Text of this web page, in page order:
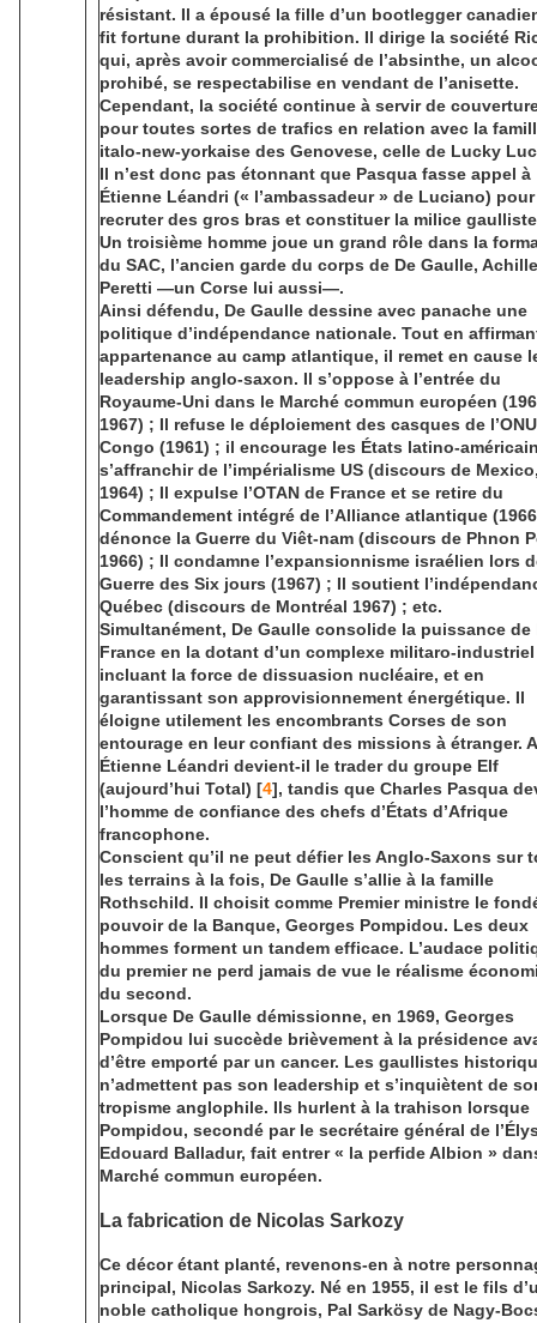
résistant. Il a épousé la fille d’un bootlegger
fit fortune durant la prohibition. Il dirige la société
qui, après avoir commercialisé de l’absinthe, un
prohibé, se respectabilise en vendant de l’anisette.
Cependant, la société continue à servir de
pour toutes sortes de trafics en relation avec la
italo-new-yorkaise des Genovese, celle de Lucky
Il n’est donc pas étonnant que Pasqua fasse appel à
Étienne Léandri (« l’ambassadeur » de Luciano) pour
recruter des gros bras et constituer la milice
Un troisième homme joue un grand rôle dans la
du SAC, l’ancien garde du corps de De Gaulle, Achille
Peretti —un Corse lui aussi—.
Ainsi défendu, De Gaulle dessine avec panache une
politique d’indépendance nationale. Tout en
appartenance au camp atlantique, il remet en cause
leadership anglo-saxon. Il s’oppose à l’entrée du
Royaume-Uni dans le Marché commun européen
1967) ; Il refuse le déploiement des casques de
Congo (1961) ; il encourage les États latino-
s’affranchir de l’impérialisme US (discours de
1964) ; Il expulse l’OTAN de France et se retire du
Commandement intégré de l’Alliance atlantique
dénonce la Guerre du Viêt-nam (discours de Phnon
1966) ; Il condamne l’expansionnisme israélien lors
Guerre des Six jours (1967) ; Il soutient
Québec (discours de Montréal 1967) ; etc.
Simultanément, De Gaulle consolide la puissance de
France en la dotant d’un complexe militaro-industriel
incluant la force de dissuasion nucléaire, et en
garantissant son approvisionnement énergétique. Il
éloigne utilement les encombrants Corses de son
entourage en leur confiant des missions à étranger.
Étienne Léandri devient-il le trader du groupe Elf
(aujourd’hui Total) [4], tandis que Charles Pasqua
l’homme de confiance des chefs d’États d’Afrique
francophone.
Conscient qu’il ne peut défier les Anglo-Saxons sur
les terrains à la fois, De Gaulle s’allie à la famille
Rothschild. Il choisit comme Premier ministre le
pouvoir de la Banque, Georges Pompidou. Les deux
hommes forment un tandem efficace. L’audace
du premier ne perd jamais de vue le réalisme
du second.
Lorsque De Gaulle démissionne, en 1969, Georges
Pompidou lui succède brièvement à la présidence
d’être emporté par un cancer. Les gaullistes
n’admettent pas son leadership et s’inquiètent de
tropisme anglophile. Ils hurlent à la trahison lorsque
Pompidou, secondé par le secrétaire général de
Edouard Balladur, fait entrer « la perfide Albion »
Marché commun européen.
La fabrication de Nicolas Sarkozy
Ce décor étant planté, revenons-en à notre
principal, Nicolas Sarkozy. Né en 1955, il est le fils
noble catholique hongrois, Pal Sarkösy de Nagy-